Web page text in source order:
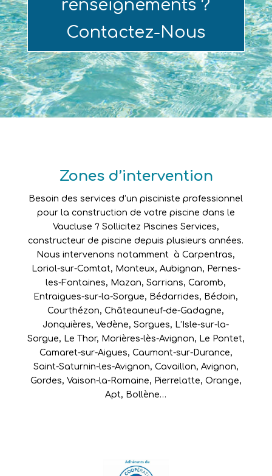
renseignements ?
Contactez-Nous
Zones d’intervention
Besoin des services d’un pisciniste professionnel
pour la construction de votre piscine dans le
Vaucluse ? Sollicitez Piscines Services,
constructeur de piscine depuis plusieurs années.
Nous intervenons notamment àCarpentras,
Loriol-sur-Comtat, Monteux, Aubignan, Pernes-
les-Fontaines, Mazan,Sarrians,Caromb,
Entraigues-sur-la-Sorgue, Bédarrides, Bédoin,
Courthézon,Châteauneuf-de-Gadagne,
Jonquières,Vedène,Sorgues, L’Isle-sur-la-
Sorgue, Le Thor, Morières-lès-Avignon, Le Pontet,
Camaret-sur-Aigues, Caumont-sur-Durance,
Saint-Saturnin-les-Avignon, Cavaillon, Avignon,
Gordes, Vaison-la-Romaine, Pierrelatte, Orange,
Apt, Bollène…